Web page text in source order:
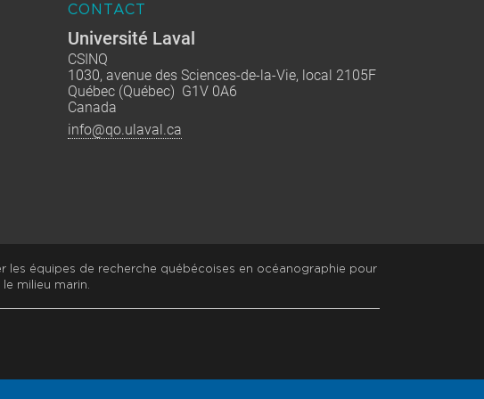
CONTACT
Université Laval
CSINQ
1030, avenue des Sciences-de-la-Vie, local 2105F
Québec (Québec) G1V 0A6
Canada
info@qo.ulaval.ca
les équipes de recherche québécoises en océanographie pour
milieu marin.